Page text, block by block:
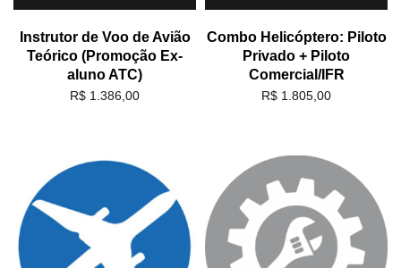
Instrutor de Voo de Avião
Teórico (Promoção Ex-
aluno ATC)
R$ 1.386,00
Combo Helicóptero: Piloto
Privado + Piloto
Comercial/IFR
R$ 1.805,00